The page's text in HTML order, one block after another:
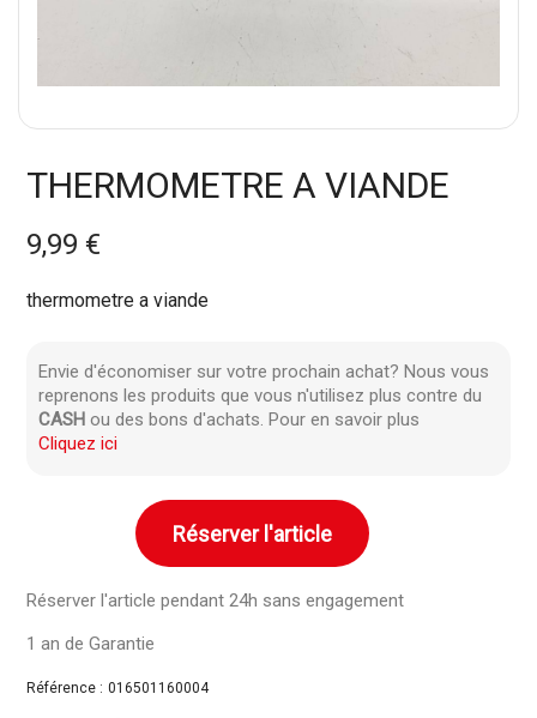
THERMOMETRE A VIANDE
9,99 €
thermometre a viande
Envie d'économiser sur votre prochain achat? Nous vous
reprenons les produits que vous n'utilisez plus contre du
CASH ou des bons d'achats. Pour en savoir plus
Cliquez ici
Réserver l'article
Réserver l'article pendant 24h sans engagement
1 an de Garantie
Référence : 016501160004